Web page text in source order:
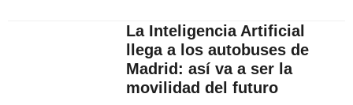
La Inteligencia Artificial
llega a los autobuses de
Madrid: así va a ser la
movilidad del futuro